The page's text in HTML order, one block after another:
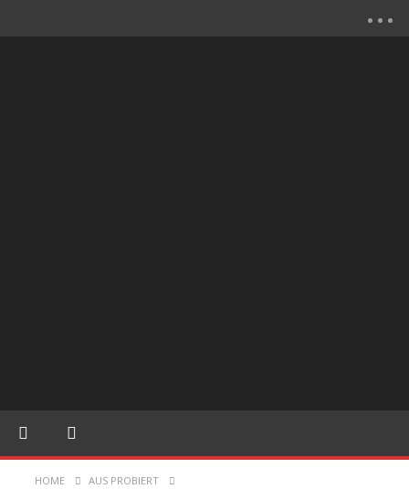
HOME AUS PROBIERT